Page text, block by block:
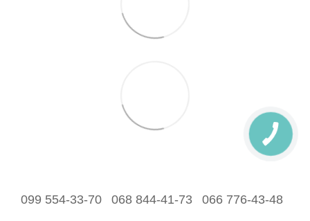
099 554-33-70 068 844-41-73 066 776-43-48